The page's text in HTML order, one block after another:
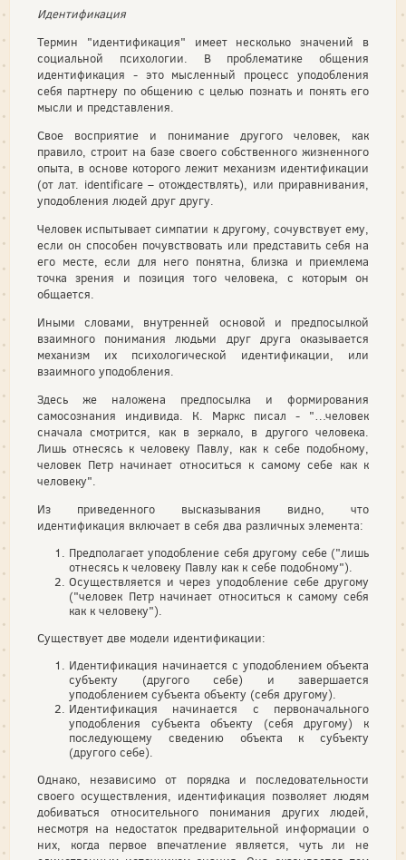
Идентификация
Термин "идентификация" имеет несколько значений в
социальной психологии. В проблематике общения
идентификация - это мысленный процесс уподобления
себя партнеру по общению с целью познать и понять его
мысли и представления.
Свое восприятие и понимание другого человек, как
правило, строит на базе своего собственного жизненного
опыта, в основе которого лежит механизм идентификации
(от лат. identificare – отождествлять), или приравнивания,
уподобления людей друг другу.
Человек испытывает симпатии к другому, сочувствует ему,
если он способен почувствовать или представить себя на
его месте, если для него понятна, близка и приемлема
точка зрения и позиция того человека, с которым он
общается.
Иными словами, внутренней основой и предпосылкой
взаимного понимания людьми друг друга оказывается
механизм их психологической идентификации, или
взаимного уподобления.
Здесь же наложена предпосылка и формирования
самосознания индивида. К. Маркс писал - "…человек
сначала смотрится, как в зеркало, в другого человека.
Лишь отнесясь к человеку Павлу, как к себе подобному,
человек Петр начинает относиться к самому себе как к
человеку".
Из приведенного высказывания видно, что
идентификация включает в себя два различных элемента:
Предполагает уподобление себя другому себе ("лишь
отнесясь к человеку Павлу как к себе подобному").
Осуществляется и через уподобление себе другому
("человек Петр начинает относиться к самому себя
как к человеку").
Существует две модели идентификации:
Идентификация начинается с уподоблением объекта
субъекту (другого себе) и завершается
уподоблением субъекта объекту (себя другому).
Идентификация начинается с первоначального
уподобления субъекта объекту (себя другому) к
последующему сведению объекта к субъекту
(другого себе).
Однако, независимо от порядка и последовательности
своего осуществления, идентификация позволяет людям
добиваться относительного понимания других людей,
несмотря на недостаток предварительной информации о
них, когда первое впечатление является, чуть ли не